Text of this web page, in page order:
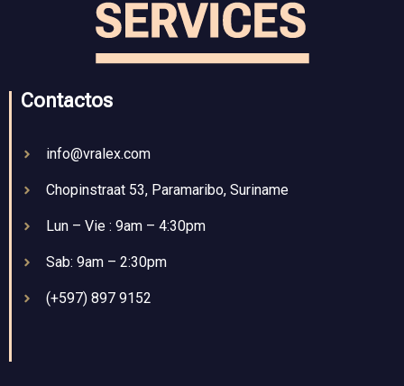
Contactos
info@vralex.com
Chopinstraat 53, Paramaribo, Suriname
Lun – Vie : 9am – 4:30pm
Sab: 9am – 2:30pm
(+597) 897 9152